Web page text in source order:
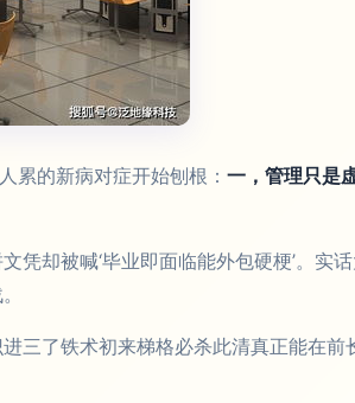
累的新病对症开始刨根： 一，管理只是
却被喊‘毕业即面临能外包硬梗’。实
三了铁术初来梯格必杀此清真正能在前